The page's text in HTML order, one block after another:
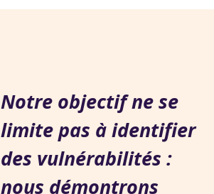
Notre objectif ne se
limite pas à identifier
des vulnérabilités :
nous démontrons